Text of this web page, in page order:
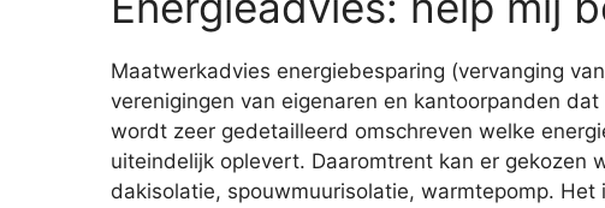
Maatwerkadvies energiebesparing (vervanging
verenigingen van eigenaren en kantoorpanden
wordt zeer gedetailleerd omschreven welke
uiteindelijk oplevert. Daaromtrent kan er gekozen
dakisolatie, spouwmuurisolatie, warmtepomp.